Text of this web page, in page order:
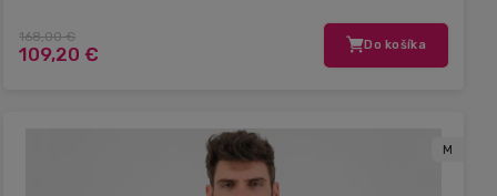
168,00 €
109,20 € Do košíka
M